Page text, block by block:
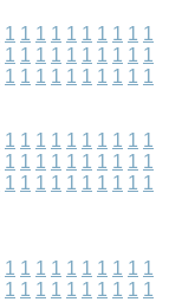
1 1 1 1 1 1 1 1 1 1
1 1 1 1 1 1 1 1 1 1
1 1 1 1 1 1 1 1 1 1
1 1 1 1 1 1 1 1 1 1
1 1 1 1 1 1 1 1 1 1
1 1 1 1 1 1 1 1 1 1
1 1 1 1 1 1 1 1 1 1
1 1 1 1 1 1 1 1 1 1